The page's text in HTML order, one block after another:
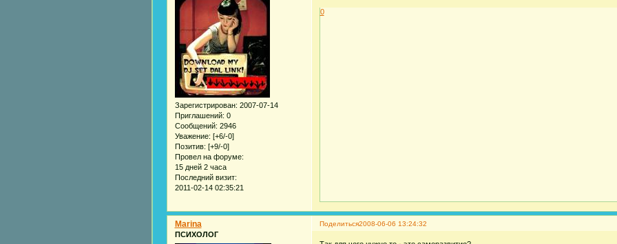
Зарегистрирован: 2007-07-14
Приглашений: 0
Сообщений: 2946
Уважение: [+6/-0]
Позитив: [+9/-0]
Провел на форуме:
15 дней 2 часа
Последний визит:
2011-02-14 02:35:21
0
Поделиться2008-06-06 13:24:32
Marina
ПСИХОЛОГ